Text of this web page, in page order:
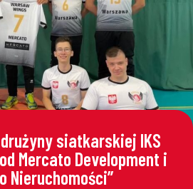
siatkarskiej IKS
Mercato Development i
Nieruchomości”